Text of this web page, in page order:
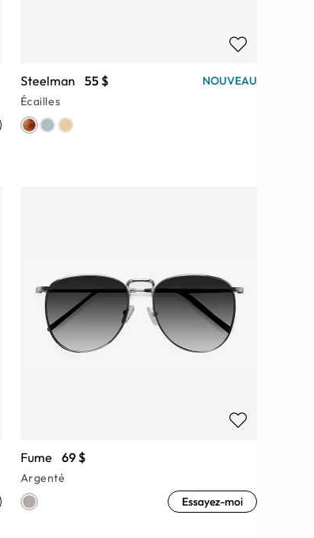
Steelman 55 $
NOUVEAU
Écailles
Fume 69 $
Argenté
Essayez-moi